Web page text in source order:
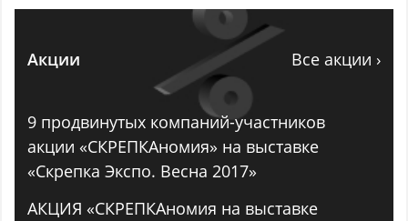
Акции Все акции ›
9 продвинутых компаний-участников
акции «СКРЕПКАномия» на выставке
«Скрепка Экспо. Весна 2017»
АКЦИЯ «СКРЕПКАномия на выставке